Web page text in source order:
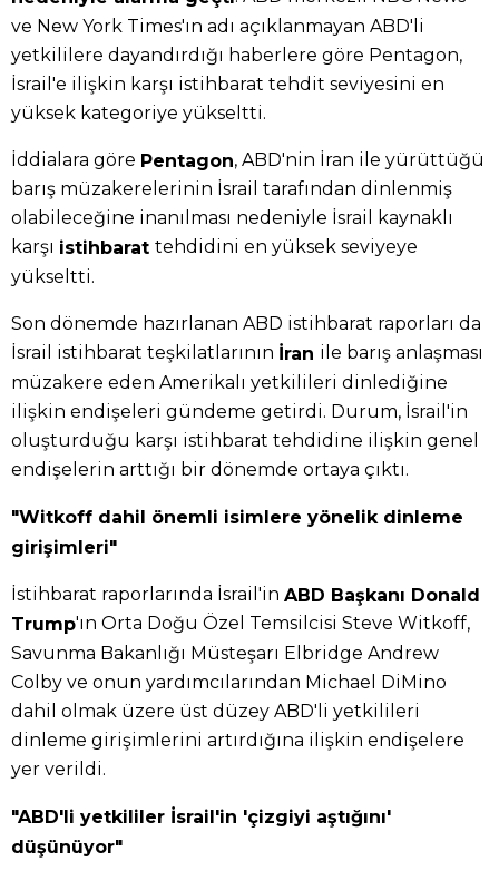
ve New York Times'ın adı açıklanmayan ABD'li
yetkililere dayandırdığı haberlere göre Pentagon,
İsrail'e ilişkin karşı istihbarat tehdit seviyesini en
yüksek kategoriye yükseltti.
İddialara göre Pentagon, ABD'nin İran ile yürüttüğü
barış müzakerelerinin İsrail tarafından dinlenmiş
olabileceğine inanılması nedeniyle İsrail kaynaklı
karşı istihbarat tehdidini en yüksek seviyeye
yükseltti.
Son dönemde hazırlanan ABD istihbarat raporları da
İsrail istihbarat teşkilatlarının İran ile barış anlaşması
müzakere eden Amerikalı yetkilileri dinlediğine
ilişkin endişeleri gündeme getirdi. Durum, İsrail'in
oluşturduğu karşı istihbarat tehdidine ilişkin genel
endişelerin arttığı bir dönemde ortaya çıktı.
"Witkoff dahil önemli isimlere yönelik dinleme
girişimleri"
İstihbarat raporlarında İsrail'in ABD Başkanı Donald
Trump'ın Orta Doğu Özel Temsilcisi Steve Witkoff,
Savunma Bakanlığı Müsteşarı Elbridge Andrew
Colby ve onun yardımcılarından Michael DiMino
dahil olmak üzere üst düzey ABD'li yetkilileri
dinleme girişimlerini artırdığına ilişkin endişelere
yer verildi.
"ABD'li yetkililer İsrail'in 'çizgiyi aştığını'
düşünüyor"